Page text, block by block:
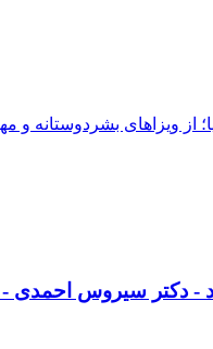
و مهارتی تا سرشماری ۲۰۲۶،
- دکتر سیروس احمدی